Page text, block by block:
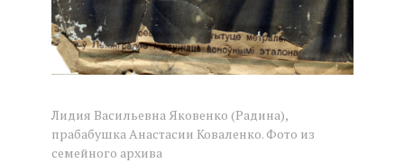
Лидия Васильевна Яковенко (Радина),
прабабушка Анастасии Коваленко. Фото из
семейного архива